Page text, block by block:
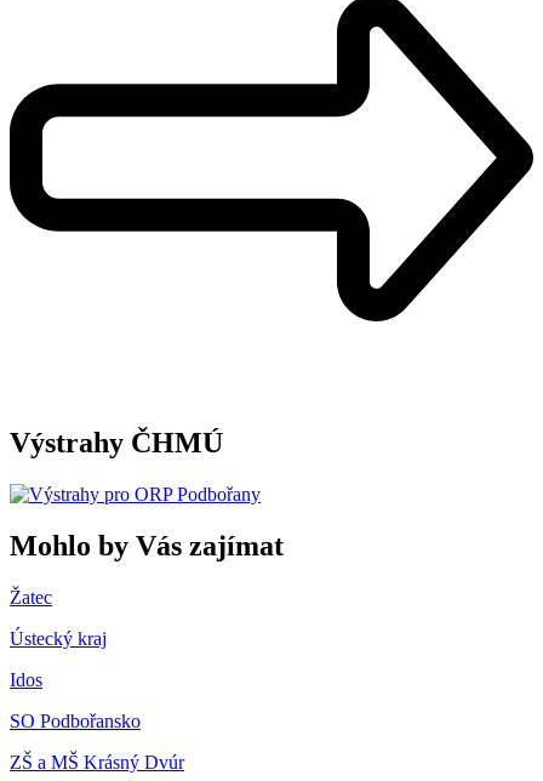
Výstrahy ČHMÚ
Mohlo by Vás zajímat
Žatec
Ústecký kraj
Idos
SO Podbořansko
ZŠ a MŠ Krásný Dvúr